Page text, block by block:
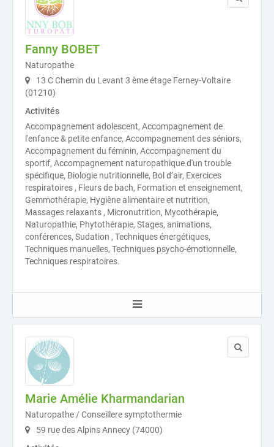
Fanny BOBET
Naturopathe
13 C Chemin du Levant 3 ème étage Ferney-Voltaire
(01210)
Activités
Accompagnement adolescent, Accompagnement de
l'enfance & petite enfance, Accompagnement des séniors,
Accompagnement du féminin, Accompagnement du
sportif, Accompagnement naturopathique d'un trouble
spécifique, Biologie nutritionnelle, Bol d’air, Exercices
respiratoires , Fleurs de bach, Formation et enseignement,
Gemmothérapie, Hygiène alimentaire et nutrition,
Massages relaxants , Micronutrition, Mycothérapie,
Naturopathie, Phytothérapie, Stages, animations,
conférences, Sudation , Techniques énergétiques,
Techniques manuelles, Techniques psycho-émotionnelle,
Techniques respiratoires.
Marie Amélie Kharmandarian
Naturopathe / Conseillere symptothermie
59 rue des Alpins Annecy (74000)